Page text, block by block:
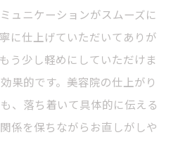
ュニケーションがスムーズに
に仕上げていただいてありが
う少し軽めにしていただけま
果的です。美容院の仕上がり
、落ち着いて具体的に伝える
係を保ちながらお直しがしや